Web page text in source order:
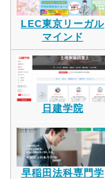
LEC東京リーガル
マインド
日建学院
早稲田法科専門学